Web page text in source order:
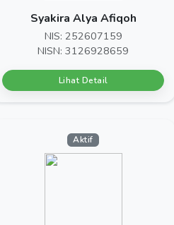
Syakira Alya Afiqoh
NIS: 252607159
NISN: 3126928659
Lihat Detail
Aktif